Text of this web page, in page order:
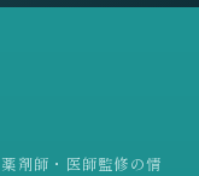
剤師・医師監修の情